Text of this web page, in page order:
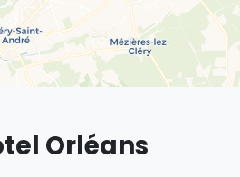
Orléans